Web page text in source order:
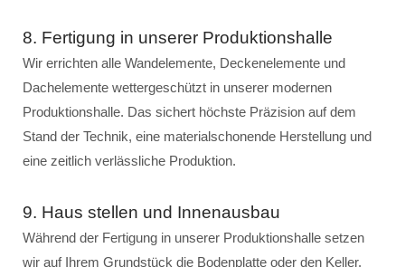
8. Fertigung in unserer Produktionshalle
Wir errichten alle Wandelemente, Deckenelemente und
Dachelemente wettergeschützt in unserer modernen
Produktionshalle. Das sichert höchste Präzision auf dem
Stand der Technik, eine materialschonende Herstellung und
eine zeitlich verlässliche Produktion.
9. Haus stellen und Innenausbau
Während der Fertigung in unserer Produktionshalle setzen
wir auf Ihrem Grundstück die Bodenplatte oder den Keller.